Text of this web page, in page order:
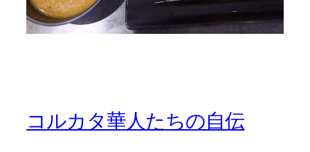
コルカタ華人たちの自伝